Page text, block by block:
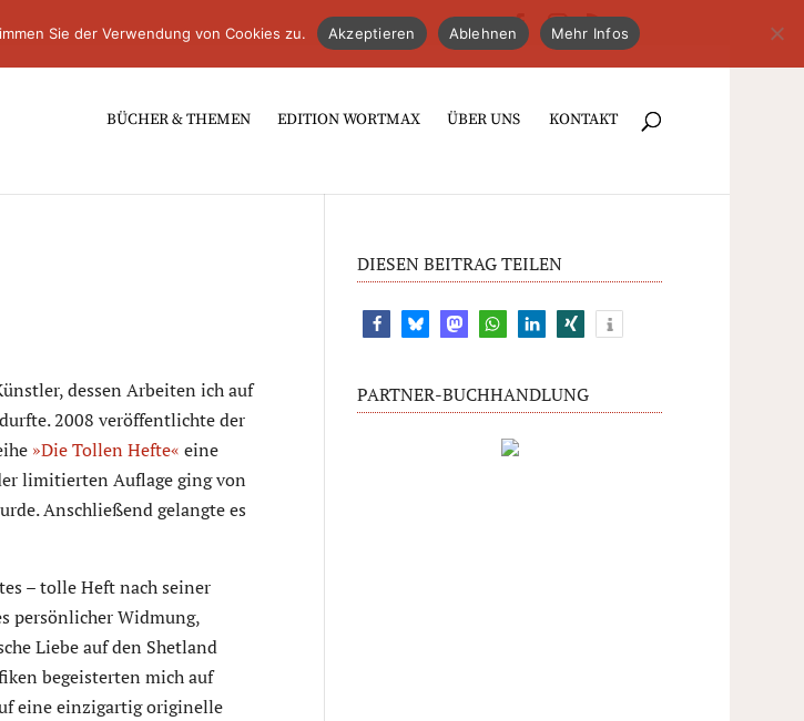
BÜCHER & THEMEN EDITION WORTMAX ÜBER UNS KONTAKT
dessen Arbeiten ich auf
2008 veröffentlichte der
»Die Tollen Hefte« eine
limitierten Auflage ging von
Anschließend gelangte es
– tolle Heft nach seiner
persönlicher Widmung,
Liebe auf den Shetland
begeisterten mich auf
eine einzigartig originelle
DIESEN BEITRAG TEILEN
PARTNER-BUCHHANDLUNG
Sie der Verwendung von Cookies zu. Akzeptieren Ablehnen Mehr Infos